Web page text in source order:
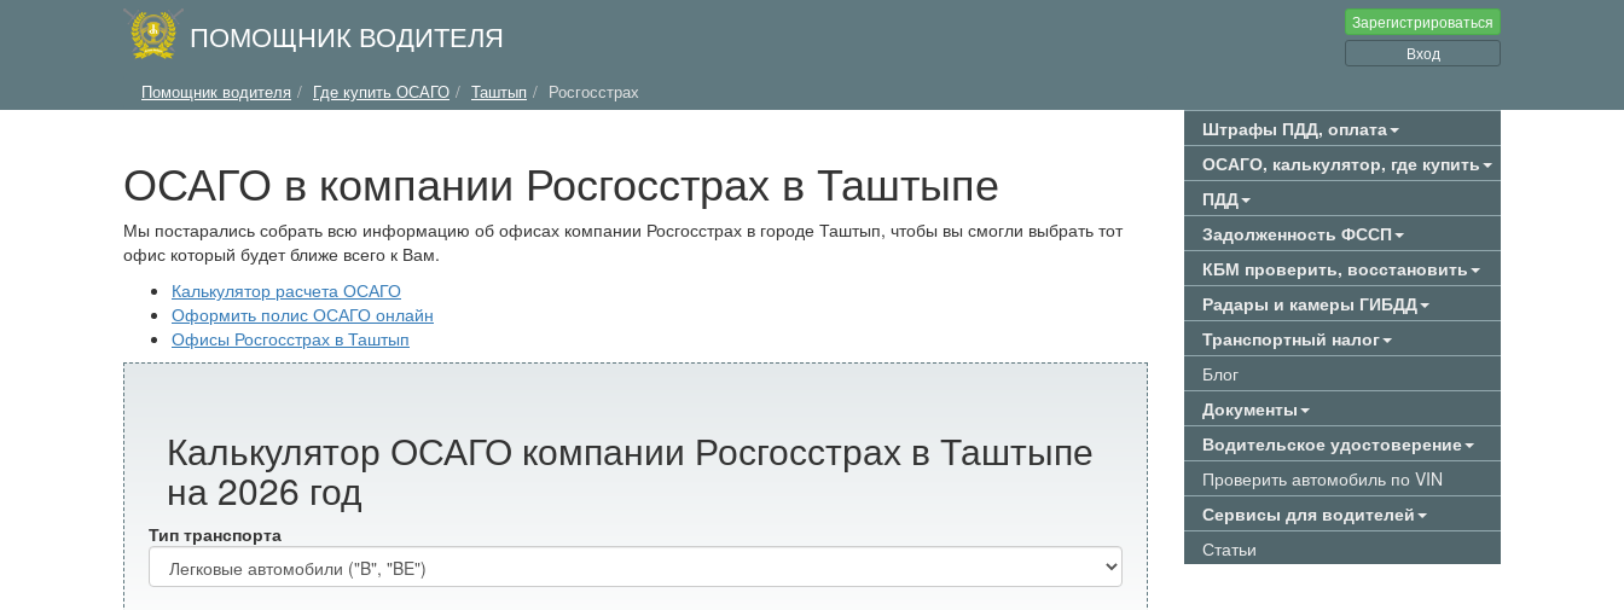
ПОМОЩНИК ВОДИТЕЛЯ
Зарегистрироваться
Вход
Помощник водителя Где купить ОСАГО Таштып Росгосстрах
ОСАГО в компании Росгосстрах в Таштыпе
Мы постарались собрать всю информацию об офисах компании Росгосстрах в городе Таштып, чтобы вы смогли выбрать тот
офис который будет ближе всего к Вам.
Калькулятор расчета ОСАГО
Оформить полис ОСАГО онлайн
Офисы Росгосстрах в Таштып
Калькулятор ОСАГО компании Росгосстрах в Таштыпе
на 2026 год
Тип транспорта
Штрафы ПДД, оплата
ОСАГО, калькулятор, где купить
ПДД
Задолженность ФССП
КБМ проверить, восстановить
Радары и камеры ГИБДД
Транспортный налог
Блог
Документы
Водительское удостоверение
Проверить автомобиль по VIN
Сервисы для водителей
Статьи